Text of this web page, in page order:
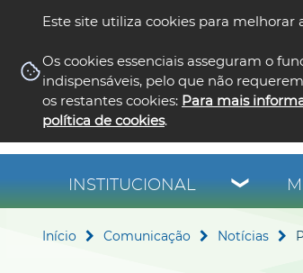
Este site utiliza cookies para melhorar
Os cookies essenciais asseguram o
indispensáveis, pelo que não
os restantes cookies: Para mais
política de cookies.
INSTITUCIONAL
Início Comunicação Notícias